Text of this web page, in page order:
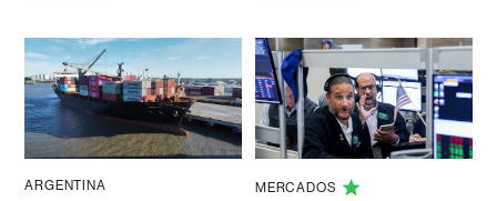
ARGENTINA MERCADOS